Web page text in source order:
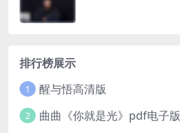
排行榜展示
1 醒与悟高清版
2 曲曲《你就是光》pdf电子版